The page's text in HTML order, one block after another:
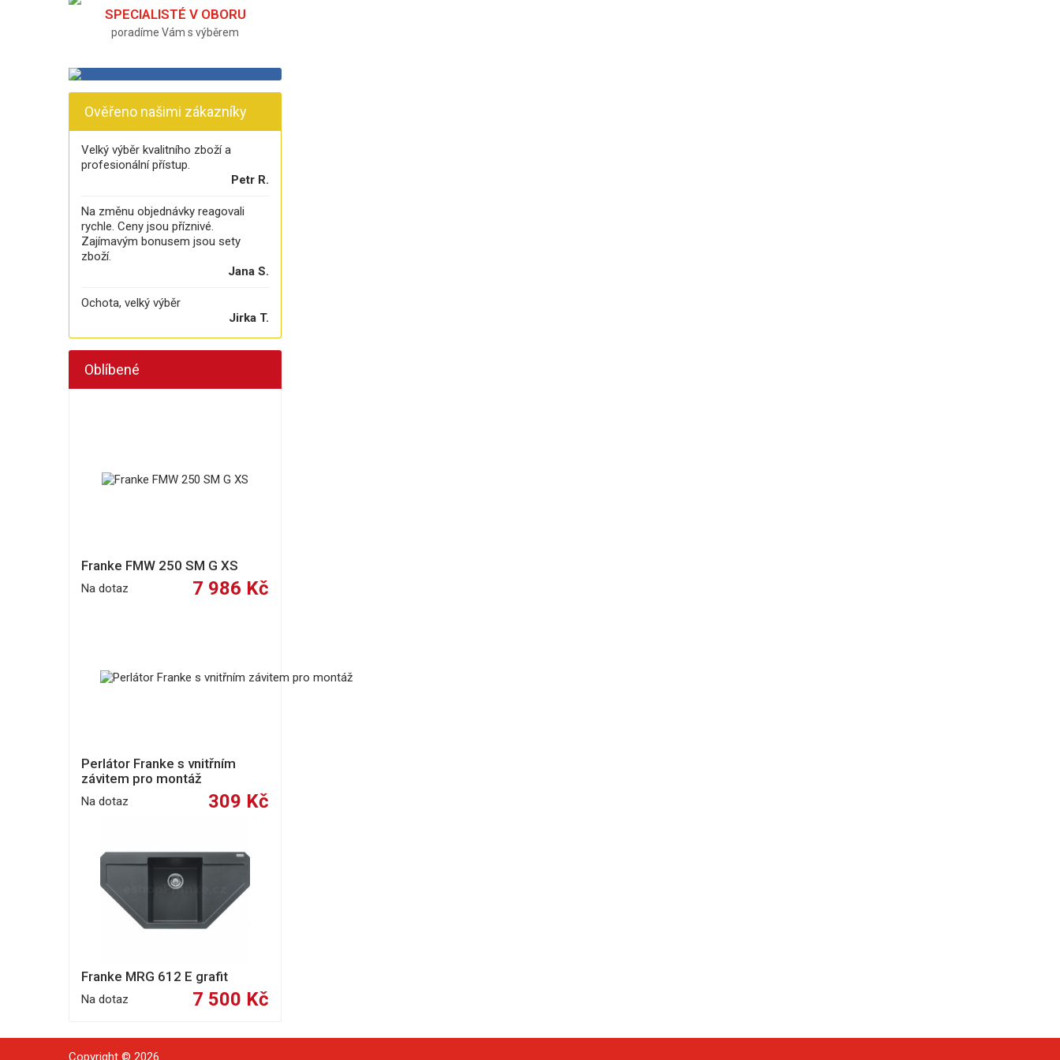
SPECIALISTÉ V OBORU
poradíme Vám s výběrem
Ověřeno našimi zákazníky
Velký výběr kvalitního zboží a
profesionální přístup.
Petr R.
Na změnu objednávky reagovali
rychle. Ceny jsou příznivé.
Zajímavým bonusem jsou sety
zboží.
Jana S.
Ochota, velký výběr
Jirka T.
Oblíbené
Franke FMW 250 SM G XS
Na dotaz 7 986 Kč
Perlátor Franke s vnitřním
závitem pro montáž
Na dotaz 309 Kč
Franke MRG 612 E grafit
Na dotaz 7 500 Kč
Copyright © 2026